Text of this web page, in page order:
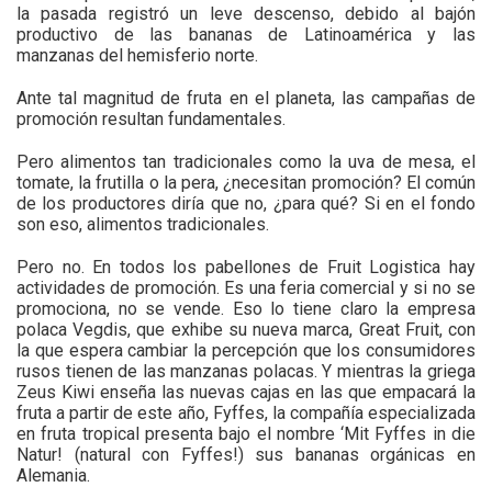
la pasada registró un leve descenso, debido al bajón
productivo de las bananas de Latinoamérica y las
manzanas del hemisferio norte.
Ante tal magnitud de fruta en el planeta, las campañas de
promoción resultan fundamentales.
Pero alimentos tan tradicionales como la uva de mesa, el
tomate, la frutilla o la pera, ¿necesitan promoción? El común
de los productores diría que no, ¿para qué? Si en el fondo
son eso, alimentos tradicionales.
Pero no. En todos los pabellones de Fruit Logistica hay
actividades de promoción. Es una feria comercial y si no se
promociona, no se vende. Eso lo tiene claro la empresa
polaca Vegdis, que exhibe su nueva marca, Great Fruit, con
la que espera cambiar la percepción que los consumidores
rusos tienen de las manzanas polacas. Y mientras la griega
Zeus Kiwi enseña las nuevas cajas en las que empacará la
fruta a partir de este año, Fyffes, la compañía especializada
en fruta tropical presenta bajo el nombre ‘Mit Fyffes in die
Natur! (natural con Fyffes!) sus bananas orgánicas en
Alemania.